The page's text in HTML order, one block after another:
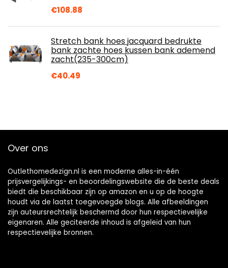
€108.88
Stretch bank hoes jacquard bedrukte
bank zachte hoes kussen bank ademend
zacht(235-300cm)
€40.49
Over ons
Outlethomedezign.nl is een moderne alles-in-één
prijsvergelijkings- en beoordelingswebsite die de beste deals
biedt die beschikbaar zijn op amazon en u op de hoogte
houdt via de laatst toegevoegde blogs. Alle afbeeldingen
zijn auteursrechtelijk beschermd door hun respectievelijke
eigenaren. Alle geciteerde inhoud is afgeleid van hun
respectievelijke bronnen.